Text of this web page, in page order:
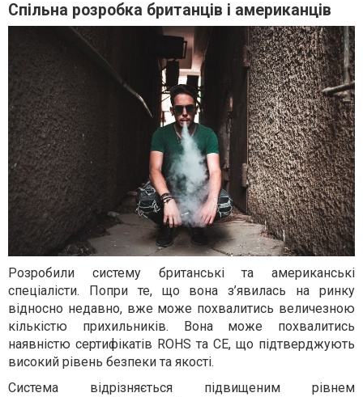
Спільна розробка британців і американців
Розробили систему британські та американські
спеціалісти. Попри те, що вона з’явилась на ринку
відносно недавно, вже може похвалитись величезною
кількістю прихильників. Вона може похвалитись
наявністю сертифікатів ROHS та CE, що підтверджують
високий рівень безпеки та якості.
Система відрізняється підвищеним рівнем